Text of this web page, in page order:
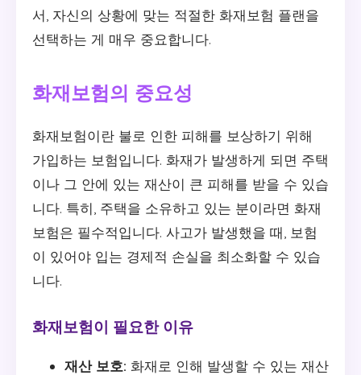
서, 자신의 상황에 맞는 적절한 화재보험 플랜을
선택하는 게 매우 중요합니다.
화재보험의 중요성
화재보험이란 불로 인한 피해를 보상하기 위해
가입하는 보험입니다. 화재가 발생하게 되면 주택
이나 그 안에 있는 재산이 큰 피해를 받을 수 있습
니다. 특히, 주택을 소유하고 있는 분이라면 화재
보험은 필수적입니다. 사고가 발생했을 때, 보험
이 있어야 입는 경제적 손실을 최소화할 수 있습
니다.
화재보험이 필요한 이유
재산 보호: 화재로 인해 발생할 수 있는 재산